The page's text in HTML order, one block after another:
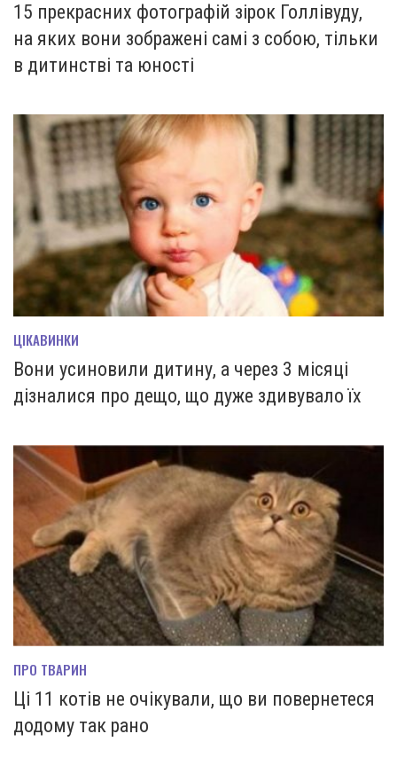
15 прекрасних фотографій зірок Голлівуду,
на яких вони зображені самі з собою, тільки
в дитинстві та юності
ЦІКАВИНКИ
Вони усиновили дитину, а через 3 місяці
дізналися про дещо, що дуже здивувало їх
ПРО ТВАРИН
Ці 11 котів не очікували, що ви повернетеся
додому так рано